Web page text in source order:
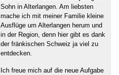
Sohn in Alterlangen. Am liebsten
mache ich mit meiner Familie kleine
Ausflüge um Alterlangen herum und
in der Region, denn hier gibt es dank
der fränkischen Schweiz ja viel zu
entdecken.
Ich freue mich auf die neue Aufgabe